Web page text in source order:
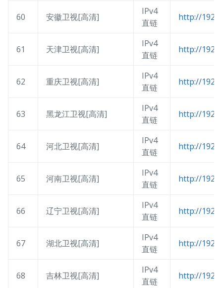
60 安徽卫视[高清]
IPv4
直链
http://
61 天津卫视[高清]
IPv4
直链
http://
62 重庆卫视[高清]
IPv4
直链
http://
63 黑龙江卫视[高清]
IPv4
直链
http://
64 河北卫视[高清]
IPv4
直链
http://
65 河南卫视[高清]
IPv4
直链
http://
66 辽宁卫视[高清]
IPv4
直链
http://
67 湖北卫视[高清]
IPv4
直链
http://
68 吉林卫视[高清]
IPv4
直链
http://